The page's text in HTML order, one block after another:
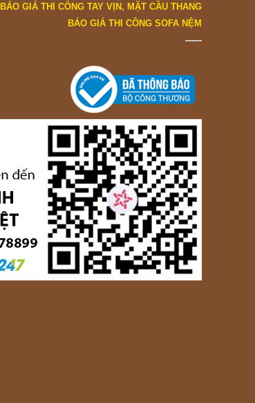
BÁO GIÁ THI CÔNG TAY VỊN, MẶT CẦU THANG
BÁO GIÁ THI CÔNG SOFA NỆM
------